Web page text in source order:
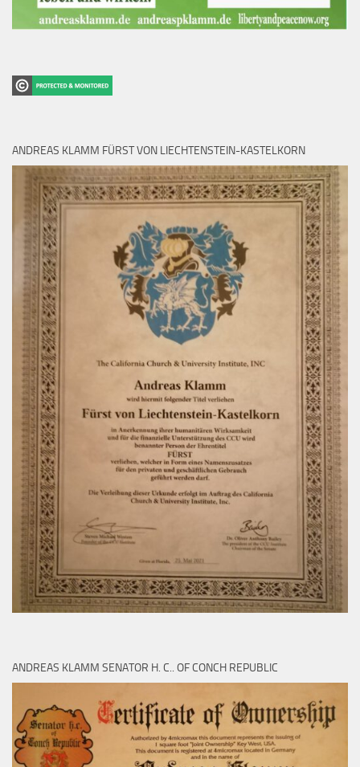
ANDREAS KLAMM FÜRST VON LIECHTENSTEIN-KASTELKORN
ANDREAS KLAMM SENATOR H. C.. OF CONCH REPUBLIC